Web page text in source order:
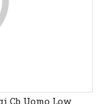
Cb Uomo Low